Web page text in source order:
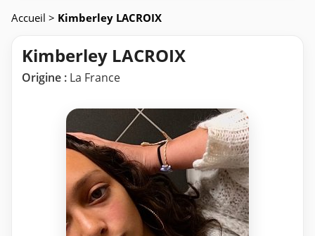
Accueil > Kimberley LACROIX
Kimberley LACROIX
Origine : La France